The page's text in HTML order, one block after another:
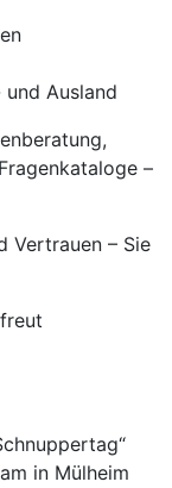
Ausland
–
Vertrauen – Sie
in Mülheim